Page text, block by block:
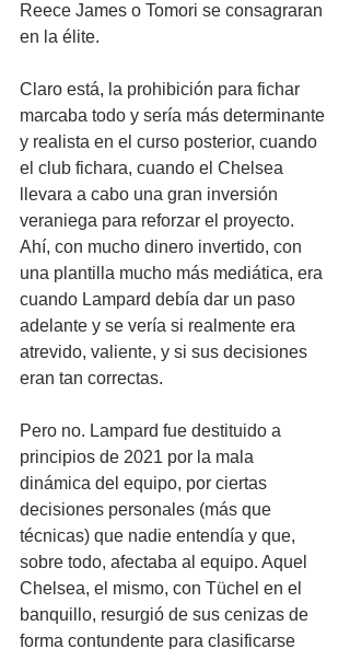
Reece James o Tomori se consagraran
en la élite.
Claro está, la prohibición para fichar
marcaba todo y sería más determinante
y realista en el curso posterior, cuando
el club fichara, cuando el Chelsea
llevara a cabo una gran inversión
veraniega para reforzar el proyecto.
Ahí, con mucho dinero invertido, con
una plantilla mucho más mediática, era
cuando Lampard debía dar un paso
adelante y se vería si realmente era
atrevido, valiente, y si sus decisiones
eran tan correctas.
Pero no. Lampard fue destituido a
principios de 2021 por la mala
dinámica del equipo, por ciertas
decisiones personales (más que
técnicas) que nadie entendía y que,
sobre todo, afectaba al equipo. Aquel
Chelsea, el mismo, con Tüchel en el
banquillo, resurgió de sus cenizas de
forma contundente para clasificarse